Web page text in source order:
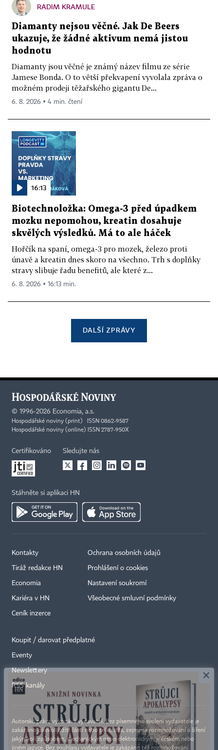
RADIM KRAMULE
Diamanty nejsou věčné. Jak De Beers
ukazuje, že žádné aktivum nemá jistou
hodnotu
Diamanty jsou věčné je známý název filmu ze série
Jamese Bonda. O to větší překvapení vyvolala zpráva o
možném prodeji těžařského gigantu De...
6. 8. 2026 ▪ 4 min. čtení
16:13
Biotechnoložka: Omega-3 před úpadkem
mozku nepomohou, kreatin dosahuje
skvělých výsledků. Má to ale háček
Hořčík na spaní, omega-3 pro mozek, železo proti
únavě a kreatin dnes skoro na všechno. Trh s doplňky
stravy slibuje řadu benefitů, ale které z...
6. 8. 2026 ▪ 16:13 min.
DALŠÍ ZPRÁVY
© 1996-2026 Economia, a.s.
Hospodářské noviny (print) ISSN 0862-9587
Hospodářské noviny (online) ISSN 2787-950X
Certifikováno Sledujte nás
Stáhněte si aplikaci HN
Kontakty
Tiráž redakce HN
Economia
Kariéra v HN
Ceník inzerce
Ochrana osobních údajů
Prohlášení o cookies
Nastavení soukromí
Všeobecné smluvní podmínky
Koupit / darovat předplatné
Eventy
Newslettery
RSS kanály
Autorská práva vykonává vydavatel. Bez písemného svolení vydavatele je
zakázáno jakékoli užití částí nebo celku díla, zejména rozmnožování a šíření
jakýmkoli způsobem, mechanickým nebo elektronickým, v českém nebo
jiném jazyce. Bez souhlasu vydavatele je zakázáno též rozmnožování